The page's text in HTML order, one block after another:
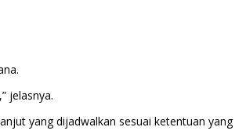
jelasnya.
yang dijadwalkan sesuai ketentuan yang